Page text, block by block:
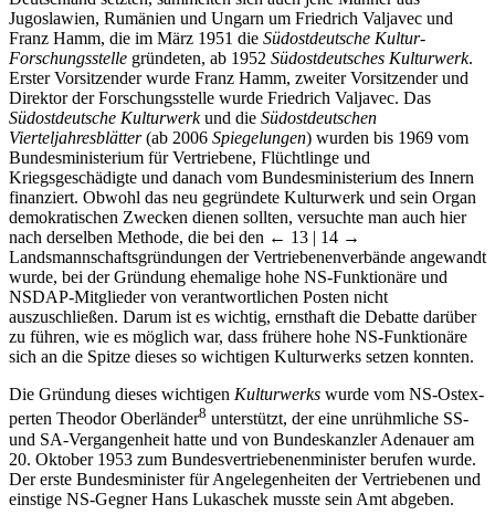
Jugoslawien, Rumänien und Ungarn um Friedrich Valjavec und
Franz Hamm, die im März 1951 die Südostdeutsche Kultur-
Forschungsstelle gründeten, ab 1952 Südostdeutsches Kulturwerk.
Erster Vorsitzender wurde Franz Hamm, zweiter Vorsitzender und
Direktor der Forschungsstelle wurde Friedrich Valjavec. Das
Südostdeutsche Kulturwerkund die Südostdeutschen
Vierteljahresblätter(ab 2006 Spiegelungen) wurden bis 1969 vom
Bundesministerium für Vertriebene, Flüchtlinge und
Kriegsgeschädigte und danach vom Bundesministerium des Innern
finanziert. Obwohl das neu gegründete Kulturwerk und sein Organ
demokratischen Zwecken dienen sollten, versuchte man auch hier
nach derselben Methode, die bei den ← 13 | 14 →
Landsmannschaftsgründungen der Vertriebenenverbände angewandt
wurde, bei der Gründung ehemalige hohe NS-Funktionäre und
NSDAP-Mitglieder von verantwortlichen Posten nicht
auszuschließen. Darum ist es wichtig, ernsthaft die Debatte darüber
zu führen, wie es möglich war, dass frühere hohe NS-Funktionäre
sich an die Spitze dieses so wichtigen Kulturwerks setzen konnten.
Die Gründung dieses wichtigen Kulturwerks wurde vom NS-Ostex-
perten Theodor Oberländer8 unterstützt, der eine unrühmliche SS-
und SA-Vergangenheit hatte und von Bundeskanzler Adenauer am
20. Oktober 1953 zum Bundesvertriebenenminister berufen wurde.
Der erste Bundesminister für Angelegenheiten der Vertriebenen und
einstige NS-Gegner Hans Lukaschek musste sein Amt abgeben.